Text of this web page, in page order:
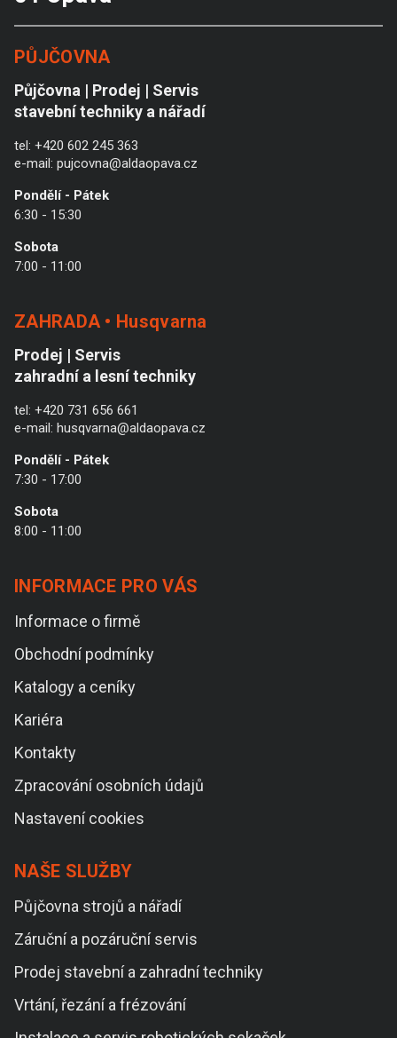
PŮJČOVNA
Půjčovna | Prodej | Servis
stavební techniky a nářadí
tel: +420 602 245 363
e-mail: pujcovna@aldaopava.cz
Pondělí - Pátek
6:30 - 15:30
Sobota
7:00 - 11:00
ZAHRADA • Husqvarna
Prodej | Servis
zahradní a lesní techniky
tel: +420 731 656 661
e-mail: husqvarna@aldaopava.cz
Pondělí - Pátek
7:30 - 17:00
Sobota
8:00 - 11:00
INFORMACE PRO VÁS
Informace o firmě
Obchodní podmínky
Katalogy a ceníky
Kariéra
Kontakty
Zpracování osobních údajů
Nastavení cookies
NAŠE SLUŽBY
Půjčovna strojů a nářadí
Záruční a pozáruční servis
Prodej stavební a zahradní techniky
Vrtání, řezání a frézování